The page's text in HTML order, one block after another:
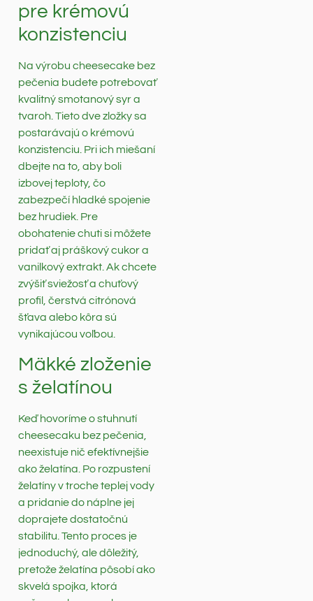
pre krémovú
konzistenciu
Na výrobu cheesecake bez
pečenia budete potrebovať
kvalitný smotanový syr a
tvaroh. Tieto dve zložky sa
postarávajú o krémovú
konzistenciu. Pri ich miešaní
dbejte na to, aby boli
izbovej teploty, čo
zabezpečí hladké spojenie
bez hrudiek. Pre
obohatenie chuti si môžete
pridať aj práškový cukor a
vanilkový extrakt. Ak chcete
zvýšiť sviežosť a chuťový
profil, čerstvá citrónová
šťava alebo kôra sú
vynikajúcou voľbou.
Mäkké zloženie
s želatínou
Keď hovoríme o stuhnutí
cheesecaku bez pečenia,
neexistuje nič efektívnejšie
ako želatína. Po rozpustení
želatíny v troche teplej vody
a pridanie do náplne jej
doprajete dostatočnú
stabilitu. Tento proces je
jednoduchý, ale dôležitý,
pretože želatína pôsobí ako
skvelá spojka, ktorá